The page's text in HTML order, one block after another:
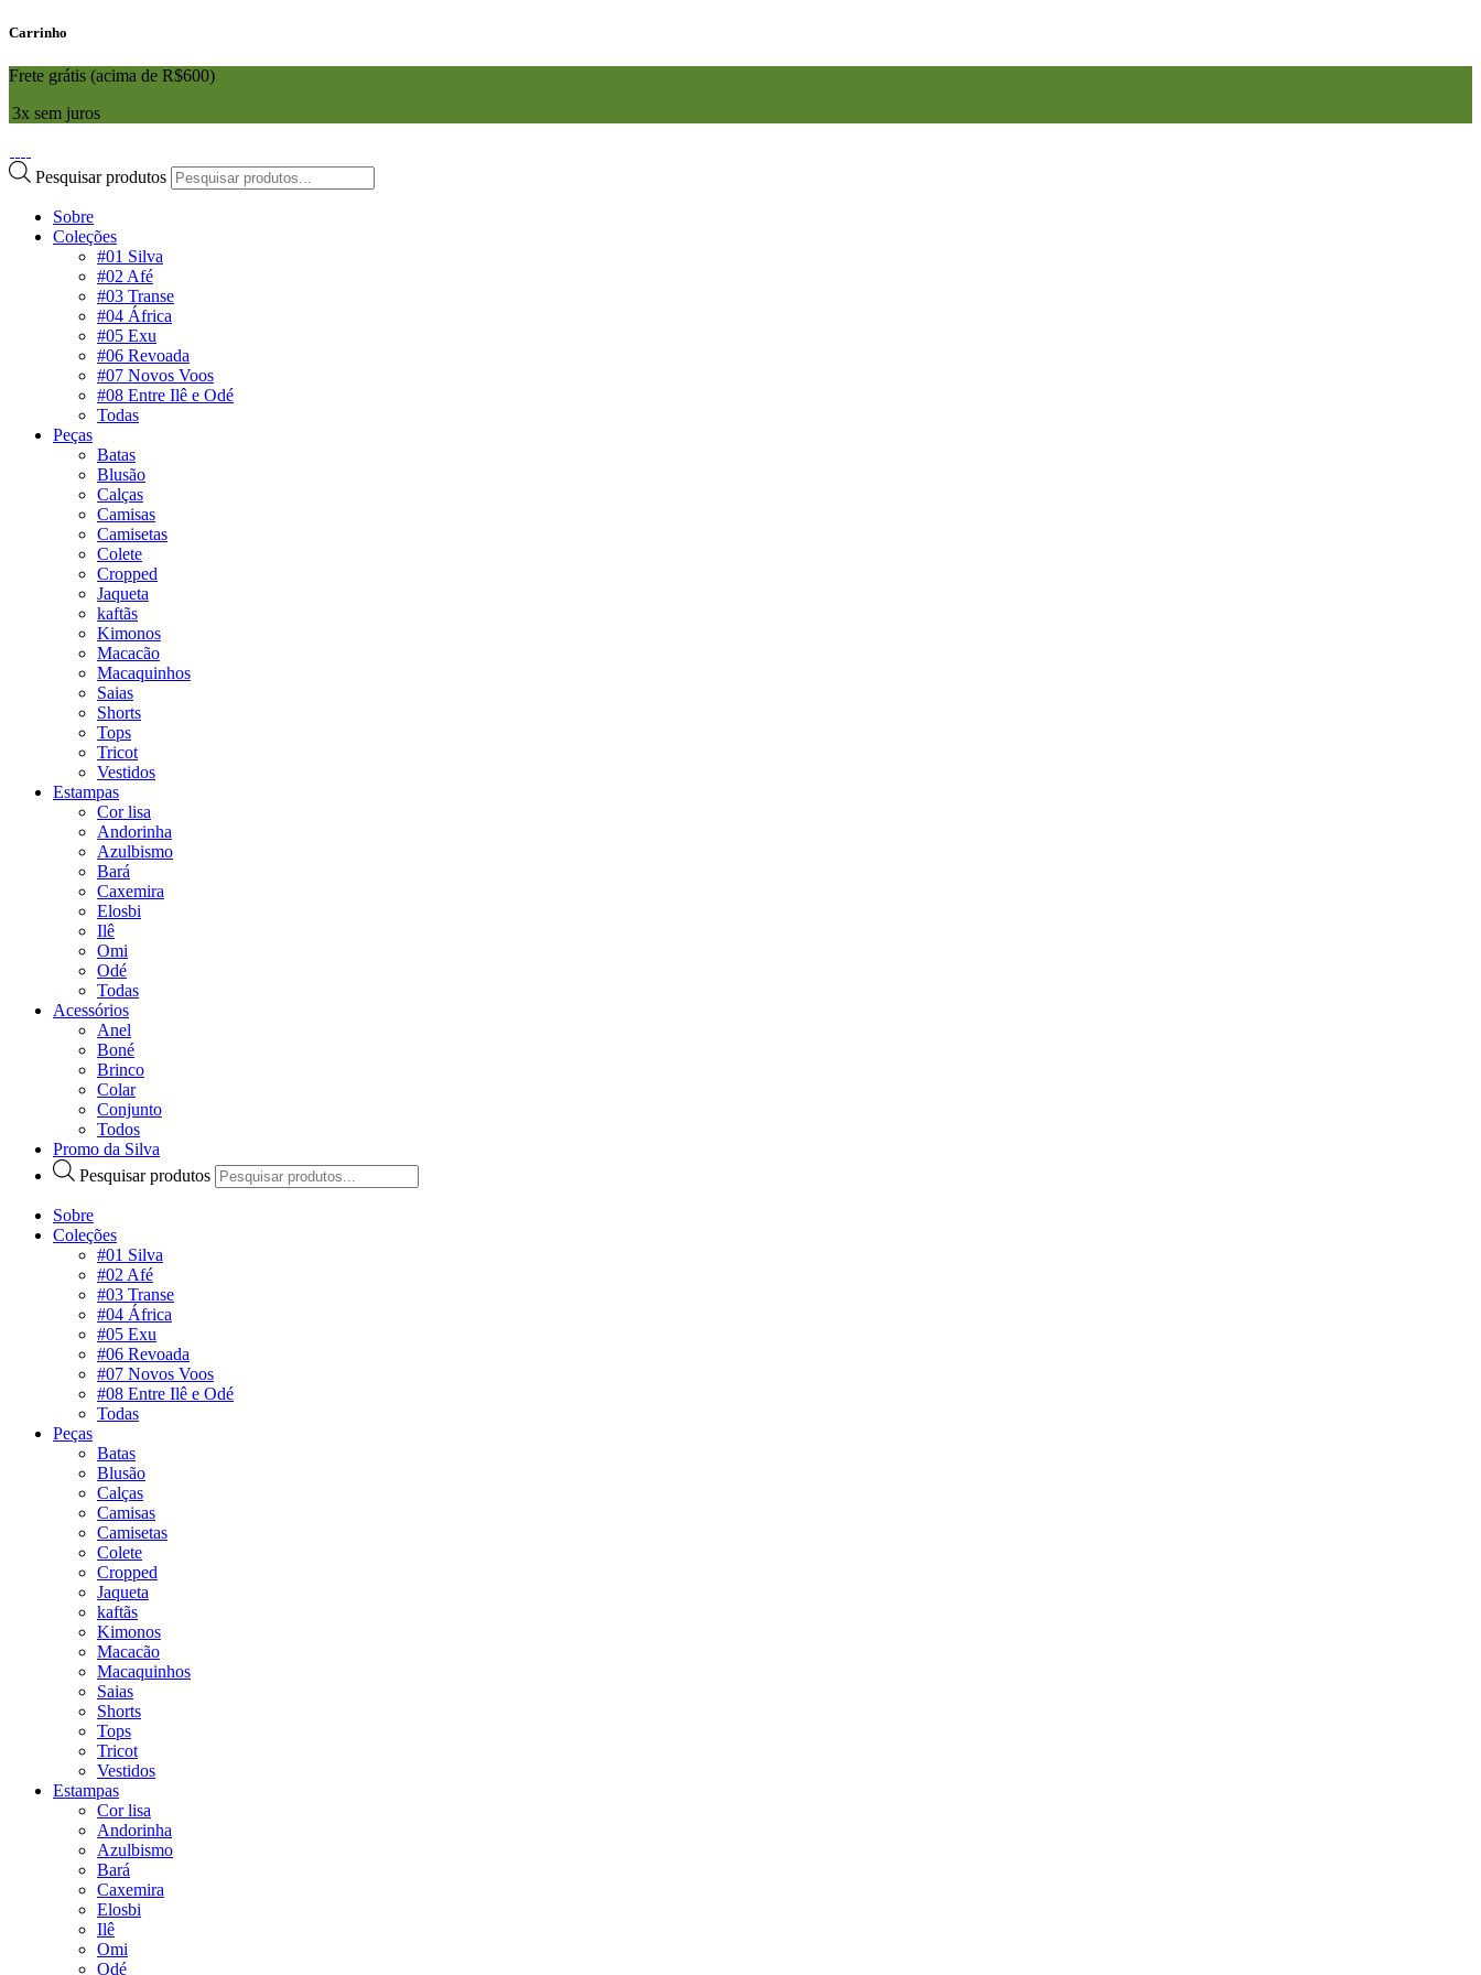
Carrinho
Frete grátis (acima de R$600)
3x sem juros
Pesquisar produtos
Sobre
Coleções
#01 Silva
#02 Afé
#03 Transe
#04 África
#05 Exu
#06 Revoada
#07 Novos Voos
#08 Entre Ilê e Odé
Todas
Peças
Batas
Blusão
Calças
Camisas
Camisetas
Colete
Cropped
Jaqueta
kaftãs
Kimonos
Macacão
Macaquinhos
Saias
Shorts
Tops
Tricot
Vestidos
Estampas
Cor lisa
Andorinha
Azulbismo
Bará
Caxemira
Elosbi
Ilê
Omi
Odé
Todas
Acessórios
Anel
Boné
Brinco
Colar
Conjunto
Todos
Promo da Silva
Pesquisar produtos
Sobre
Coleções
#01 Silva
#02 Afé
#03 Transe
#04 África
#05 Exu
#06 Revoada
#07 Novos Voos
#08 Entre Ilê e Odé
Todas
Peças
Batas
Blusão
Calças
Camisas
Camisetas
Colete
Cropped
Jaqueta
kaftãs
Kimonos
Macacão
Macaquinhos
Saias
Shorts
Tops
Tricot
Vestidos
Estampas
Cor lisa
Andorinha
Azulbismo
Bará
Caxemira
Elosbi
Ilê
Omi
Odé